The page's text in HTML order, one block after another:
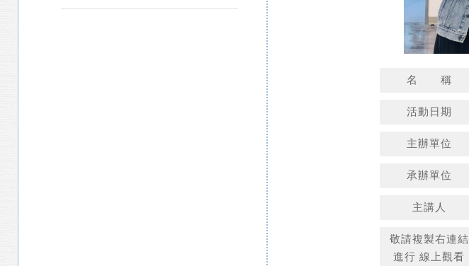
名 稱
活動日期
主辦單位
承辦單位
主講人
敬請複製右連結
進行 線上觀看